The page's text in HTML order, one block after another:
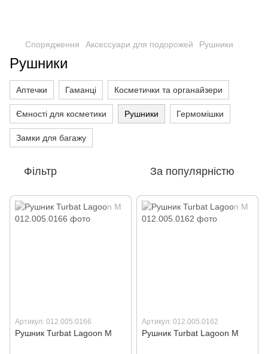
Спорядження Аксессуари для подорожей Рушники
Рушники
Аптечки Гаманці Косметички та органайзери
Ємності для косметики Рушники Гермомішки
Замки для багажу
Фільтр За популярністю
Артикул: 012.005.0166
Рушник Turbat Lagoon M
Артикул: 012.005.0162
Рушник Turbat Lagoon M